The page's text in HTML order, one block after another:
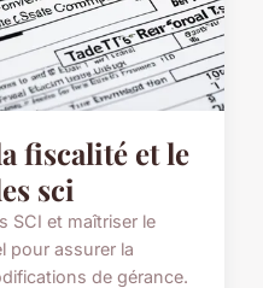
fiscalité et le
sci
SCI et maîtriser le
pour assurer la
de gérance.